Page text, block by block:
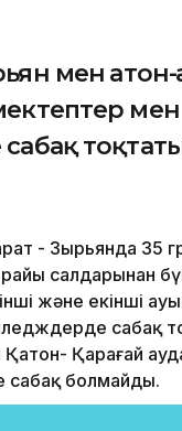
мен Қатон-
мен
- Зырьянда 35
салдарынан
және екінші
сабақ
Қатон- Қарағай
сабақ болмайды.